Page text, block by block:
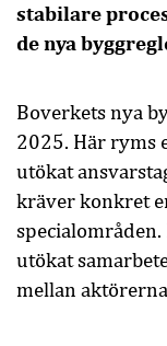
stabilare
de nya
Boverkets nya
2025. Här ryms
utökat
kräver konkret
utökat
mellan